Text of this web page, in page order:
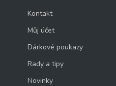
Kontakt
Můj účet
Dárkové poukazy
Rady a tipy
Novinky